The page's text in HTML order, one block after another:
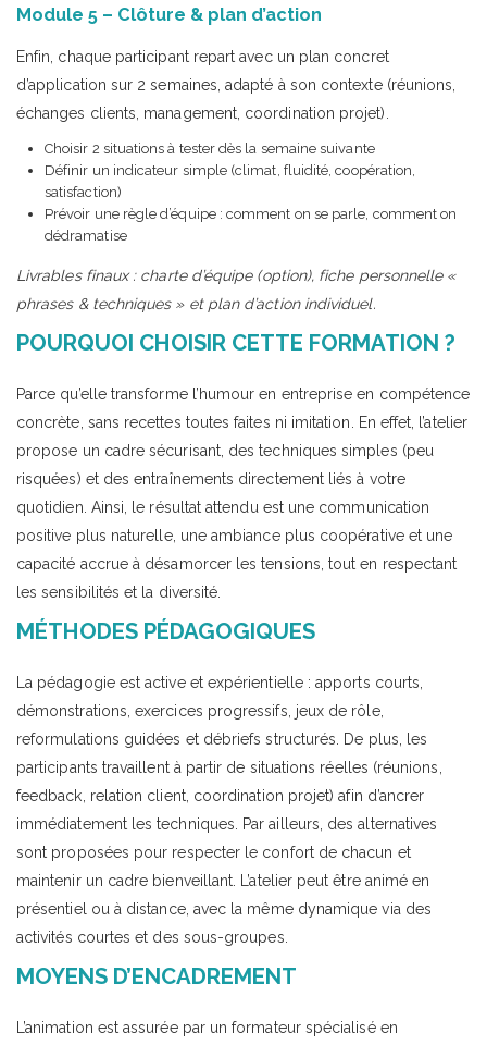
Module 5 – Clôture & plan d’action
Enfin, chaque participant repart avec un plan concret
d’application sur 2 semaines, adapté à son contexte (réunions,
échanges clients, management, coordination projet).
Choisir 2 situations à tester dès la semaine suivante
Définir un indicateur simple (climat, fluidité, coopération,
satisfaction)
Prévoir une règle d’équipe : comment on se parle, comment on
dédramatise
Livrables finaux : charte d’équipe (option), fiche personnelle «
phrases & techniques » et plan d’action individuel.
POURQUOI CHOISIR CETTE FORMATION ?
Parce qu’elle transforme l’humour en entreprise en compétence
concrète, sans recettes toutes faites ni imitation. En effet, l’atelier
propose un cadre sécurisant, des techniques simples (peu
risquées) et des entraînements directement liés à votre
quotidien. Ainsi, le résultat attendu est une communication
positive plus naturelle, une ambiance plus coopérative et une
capacité accrue à désamorcer les tensions, tout en respectant
les sensibilités et la diversité.
MÉTHODES PÉDAGOGIQUES
La pédagogie est active et expérientielle : apports courts,
démonstrations, exercices progressifs, jeux de rôle,
reformulations guidées et débriefs structurés. De plus, les
participants travaillent à partir de situations réelles (réunions,
feedback, relation client, coordination projet) afin d’ancrer
immédiatement les techniques. Par ailleurs, des alternatives
sont proposées pour respecter le confort de chacun et
maintenir un cadre bienveillant. L’atelier peut être animé en
présentiel ou à distance, avec la même dynamique via des
activités courtes et des sous-groupes.
MOYENS D’ENCADREMENT
L’animation est assurée par un formateur spécialisé en